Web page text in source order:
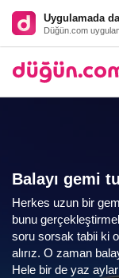
Uygulamada
Düğün.com
Balayı gemi
Herkes uzun bir
bunu
soru sorsak tabii ki
alırız. O zaman
Hele bir de yaz